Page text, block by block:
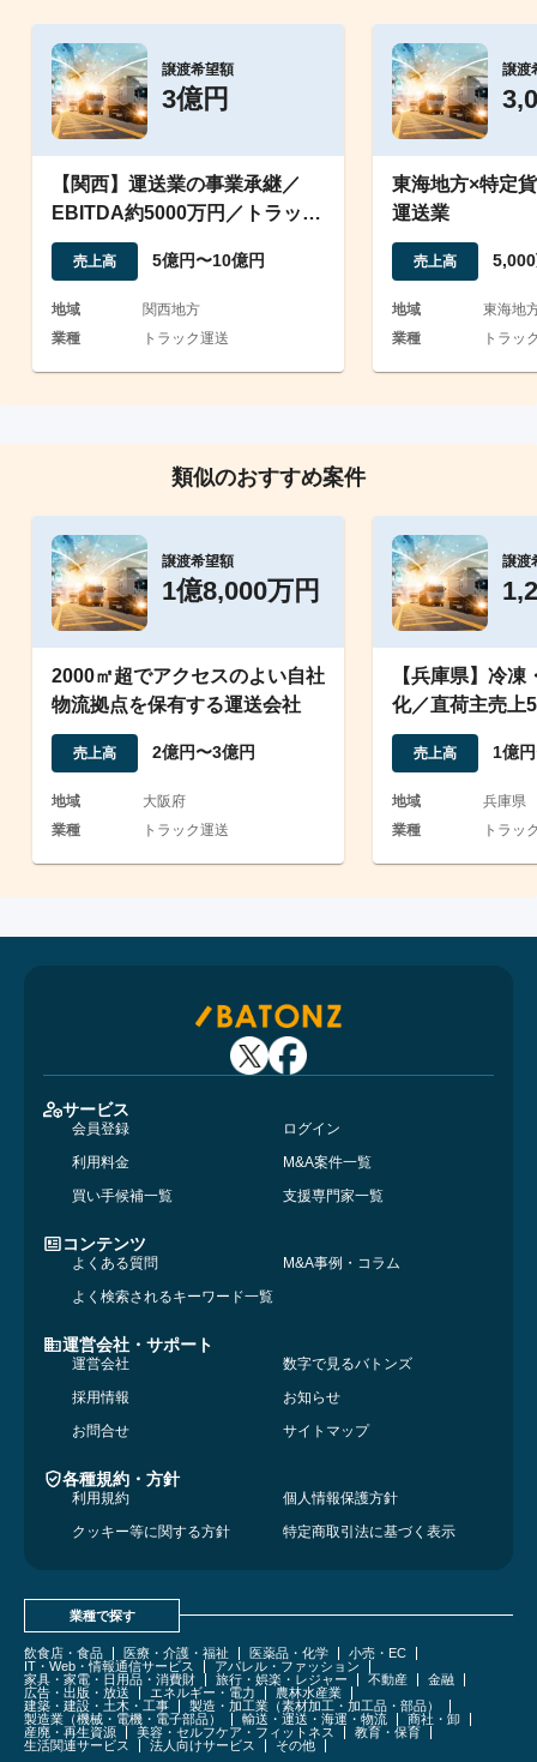
譲渡希望額
3億円
【関西】運送業の事業承継／
EBITDA約5000万円／トラック
50台所有
売上高 5億円〜10億円
地域
関西地方
業種
トラック運送
譲渡
東海地方×特定
運送業
売上高
地域
東海地
業種
トラッ
類似のおすすめ案件
譲渡希望額
1億8,000万円
2000㎡超でアクセスのよい自社
物流拠点を保有する運送会社
売上高 2億円〜3億円
地域
大阪府
業種
トラック運送
譲渡
【兵庫県】冷
化／直荷主売上
社
売上高 1億
地域
兵庫県
業種
トラッ
サービス
会員登録
ログイン
利用料金
M&A案件一覧
買い手候補一覧
支援専門家一覧
コンテンツ
よくある質問
M&A事例・コラム
よく検索されるキーワード一覧
運営会社・サポート
運営会社
数字で見るバトンズ
採用情報
お知らせ
お問合せ
サイトマップ
各種規約・方針
利用規約
個人情報保護方針
クッキー等に関する方針
特定商取引法に基づく表示
業種で探す
飲食店・食品 医療・介護・福祉 医薬品・化学
小売・EC
IT・Web・情報通信サービス
アパレル・ファッション
家具・家電・日用品・消費財
旅行・娯楽・レジャー 不動産
金融
広告・出版・放送
エネルギー・電力
農林水産業
建築・建設・土木・工事
製造・加工業（素材加工・加工品・部品）
製造業（機械・電機・電子部品）
輸送・運送・海運・物流
商社・卸
産廃・再生資源
美容・セルフケア・フィットネス
教育・保育
生活関連サービス
法人向けサービス その他